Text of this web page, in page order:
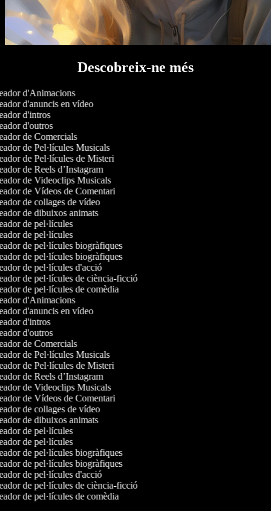
Descobreix-ne més
d'Animacions
d'anuncis en vídeo
d'intros
d'outros
de Comercials
de Pel·lícules Musicals
de Pel·lícules de Misteri
de Reels d’Instagram
de Videoclips Musicals
de Vídeos de Comentari
de collages de vídeo
de dibuixos animats
de pel·lícules
de pel·lícules
de pel·lícules biogràfiques
de pel·lícules biogràfiques
de pel·lícules d'acció
de pel·lícules de ciència-ficció
de pel·lícules de comèdia
d'Animacions
d'anuncis en vídeo
d'intros
d'outros
de Comercials
de Pel·lícules Musicals
de Pel·lícules de Misteri
de Reels d’Instagram
de Videoclips Musicals
de Vídeos de Comentari
de collages de vídeo
de dibuixos animats
de pel·lícules
de pel·lícules
de pel·lícules biogràfiques
de pel·lícules biogràfiques
de pel·lícules d'acció
de pel·lícules de ciència-ficció
de pel·lícules de comèdia